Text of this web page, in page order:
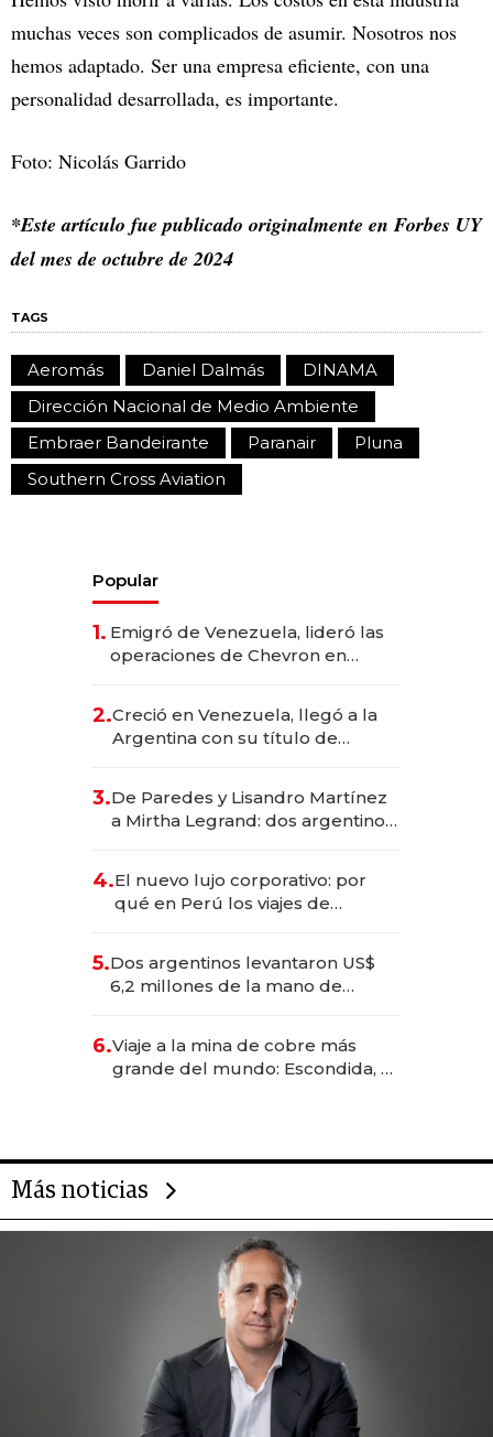
muchas veces son complicados de asumir. Nosotros nos
hemos adaptado. Ser una empresa eficiente, con una
personalidad desarrollada, es importante.
Foto: Nicolás Garrido
*Este artículo fue publicado originalmente en Forbes UY
del mes de octubre de 2024
TAGS
Aeromás Daniel Dalmás
DINAMA
Dirección Nacional de Medio Ambiente
Embraer Bandeirante
Paranair
Pluna
Southern Cross Aviation
Popular
1. Emigró de Venezuela, lideró las
operaciones de Chevron en
2.Creció en Venezuela, llegó a la
Argentina con su título de
las marcas "fast premium"
3.De Paredes y Lisandro Martínez
a Mirtha Legrand: dos argentinos
4.El nuevo lujo corporativo: por
qué en Perú los viajes de
para convertirse en experiencias
transformadoras
5.Dos argentinos levantaron US$
6,2 millones de la mano de
6.Viaje a la mina de cobre más
grande del mundo: Escondida, el
Más noticias